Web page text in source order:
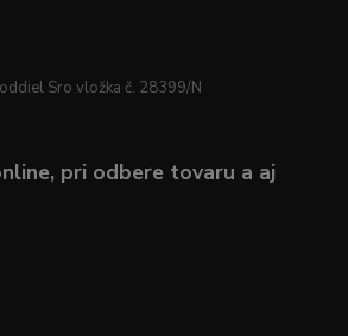
Sro vložka č. 28399/N
pri odbere tovaru a aj